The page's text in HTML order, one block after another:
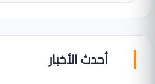
أحدث الأخبار